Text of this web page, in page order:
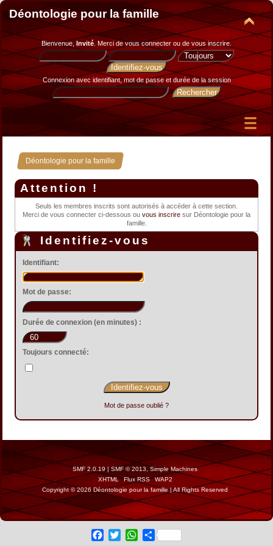
Déontologie pour la famille
Bienvenue, Invité. Merci devous connecter ou de vous inscrire.
Connexion avec identifiant, mot de passe et durée de la session
Déontologie pour la famille
Attention !
Seuls les membres inscrits sont autorisés à accéder à cette section.
Merci de vous connecter ci-dessous ou vous inscrire sur Déontologie pour la
famille.
Identifiez-vous
Identifiant:
Mot de passe:
Durée de connexion (en minutes) :
Toujours connecté:
Mot de passe oublié ?
SMF 2.0.19|SMF © 2013, Simple Machines
XHTML
Flux RSS
WAP2
Copyright © 2026 Déontologie pour la famille | All Rights Reserved
Facebook
Twitter WhatsApp
Share